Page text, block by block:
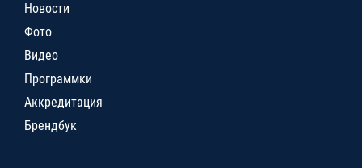
Новости
Фото
Видео
Программки
Аккредитация
Брендбук